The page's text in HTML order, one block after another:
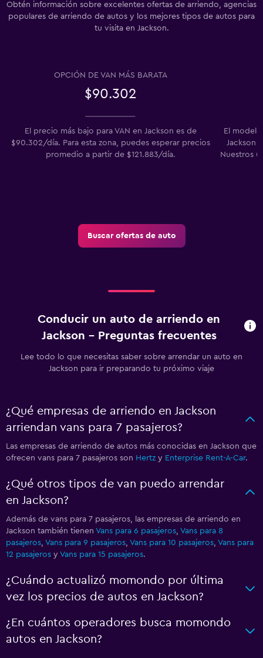
Obtén información sobre excelentes ofertas de arriendo, agencias
populares de arriendo de autos y los mejores tipos de autos para
tu visita en Jackson.
OPCIÓN DE VAN MÁS BARATA
$90.302
El precio más bajo para VAN en Jackson es de
$90.302/día. Para esta zona, puedes esperar precios
promedio a partir de $121.883/día.
El
Jackson
Nuestros
Buscar ofertas de auto
Conducir un auto de arriendo en
Jackson - Preguntas frecuentes
Lee todo lo que necesitas saber sobre arrendar un auto en
Jackson para ir preparando tu próximo viaje
¿Qué empresas de arriendo en Jackson
arriendan vans para 7 pasajeros?
Las empresas de arriendo de autos más conocidas en Jackson que
ofrecen vans para 7 pasajeros son Hertz y Enterprise Rent-A-Car.
¿Qué otros tipos de van puedo arrendar
en Jackson?
Además de vans para 7 pasajeros, las empresas de arriendo en
Jackson también tienen Vans para 6 pasajeros Vans para 8
pasajeros Vans para 9 pasajeros Vans para 10 pasajeros Vans para
12 pasajeros y Vans para 15 pasajeros.
¿Cuándo actualizó momondo por última
vez los precios de autos en Jackson?
¿En cuántos operadores busca momondo
autos en Jackson?